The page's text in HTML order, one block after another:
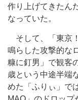
作り上げてきたん
なっていた。
そして、「東京
鳴らした攻撃的な
糠に釘男」で観客
歳という中途半端
めた「ふりぃ」で